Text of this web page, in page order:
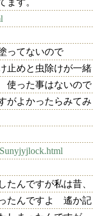
ってないので
止めと虫除けが一緒
使った事はないので
がよかったらみてみ
たんですが私は昔、
たんですよ 遙か記